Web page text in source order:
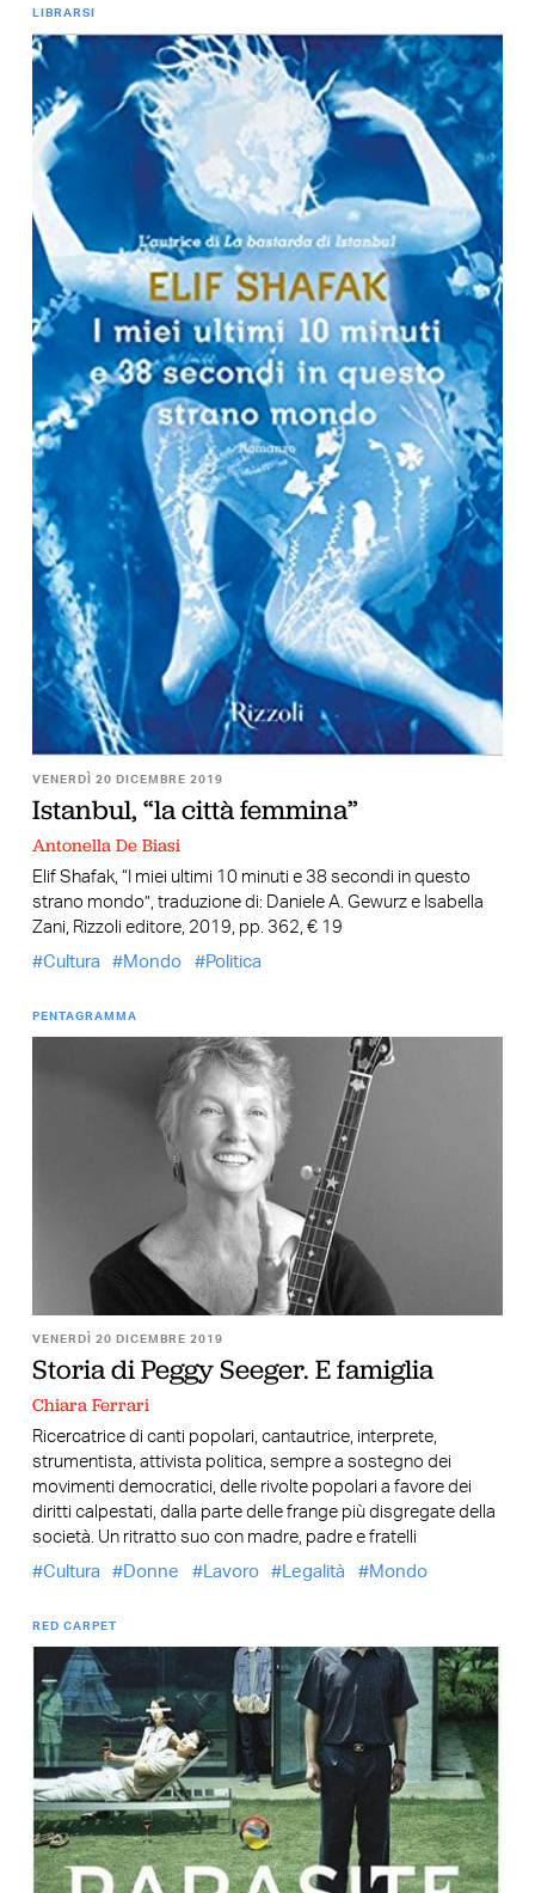
LIBRARSI
VENERDÌ 20 DICEMBRE 2019
Istanbul, “la città femmina”
Antonella De Biasi
Elif Shafak, “I miei ultimi 10 minuti e 38 secondi in questo
strano mondo”, traduzione di: Daniele A. Gewurz e Isabella
Zani, Rizzoli editore, 2019, pp. 362, € 19
Cultura
Mondo Politica
PENTAGRAMMA
VENERDÌ 20 DICEMBRE 2019
Storia di Peggy Seeger. E famiglia
Chiara Ferrari
Ricercatrice di canti popolari, cantautrice, interprete,
strumentista, attivista politica, sempre a sostegno dei
movimenti democratici, delle rivolte popolari a favore dei
diritti calpestati, dalla parte delle frange più disgregate della
società. Un ritratto suo con madre, padre e fratelli
Cultura
Donne Lavoro Legalità Mondo
RED CARPET